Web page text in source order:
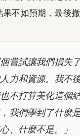
不如預期，最後撤
個嘗試讓我們損失
力和資源。我不
不打算美化這個
我們學到了什麼
、什麼不是。」